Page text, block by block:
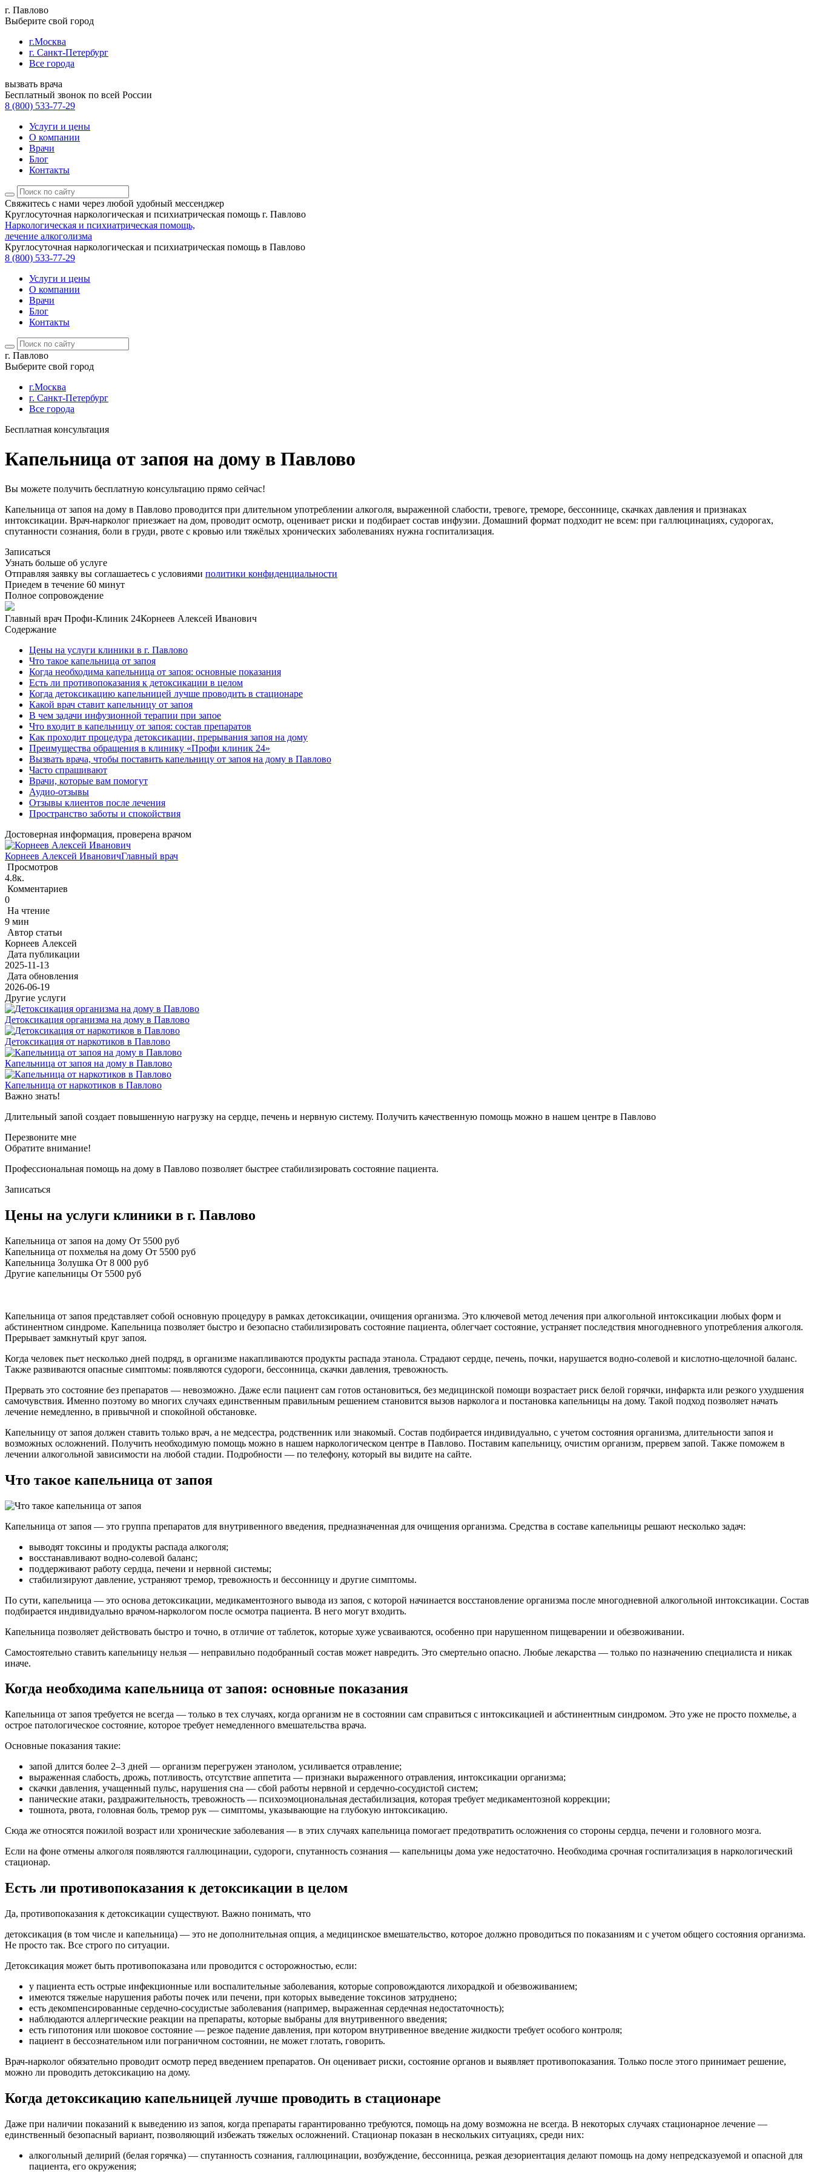
г. Павлово
Выберите свой город
г.Москва
г. Санкт-Петербург
Все города
вызвать врача
Бесплатный звонок по всей России
8 (800) 533-77-29
Услуги и цены
О компании
Врачи
Блог
Контакты
Свяжитесь с нами через любой удобный мессенджер
Круглосуточная наркологическая и психиатрическая помощь г. Павлово
Наркологическая и психиатрическая помощь,
лечение алкоголизма
Круглосуточная наркологическая и психиатрическая помощь в Павлово
8 (800) 533-77-29
Услуги и цены
О компании
Врачи
Блог
Контакты
г. Павлово
Выберите свой город
г.Москва
г. Санкт-Петербург
Все города
Бесплатная консультация
Капельница от запоя на дому в Павлово
Вы можете получить бесплатную консультацию прямо сейчас!
Капельница от запоя на дому в Павлово проводится при длительном употреблении алкоголя, выраженной слабости, тревоге, треморе, бессоннице, скачках давления и признаках
интоксикации. Врач-нарколог приезжает на дом, проводит осмотр, оценивает риски и подбирает состав инфузии. Домашний формат подходит не всем: при галлюцинациях, судорогах,
спутанности сознания, боли в груди, рвоте с кровью или тяжёлых хронических заболеваниях нужна госпитализация.
Записаться
Узнать больше об услуге
Отправляя заявку вы соглашаетесь с условиями политики конфиденциальности
Приедем в течение 60 минут
Полное сопровождение
Главный врач Профи-Клиник 24Корнеев Алексей Иванович
Содержание
Цены на услуги клиники в г. Павлово
Что такое капельница от запоя
Когда необходима капельница от запоя: основные показания
Есть ли противопоказания к детоксикации в целом
Когда детоксикацию капельницей лучше проводить в стационаре
Какой врач ставит капельницу от запоя
В чем задачи инфузионной терапии при запое
Что входит в капельницу от запоя: состав препаратов
Как проходит процедура детоксикации, прерывания запоя на дому
Преимущества обращения в клинику «Профи клиник 24»
Вызвать врача, чтобы поставить капельницу от запоя на дому в Павлово
Часто спрашивают
Врачи, которые вам помогут
Аудио-отзывы
Отзывы клиентов после лечения
Пространство заботы и спокойствия
Достоверная информация, проверена врачом
Корнеев Алексей ИвановичГлавный врач
Просмотров
4.8к.
Комментариев
0
На чтение
9 мин
Автор статьи
Корнеев Алексей
Дата публикации
2025-11-13
Дата обновления
2026-06-19
Другие услуги
Детоксикация организма на дому в Павлово
Детоксикация от наркотиков в Павлово
Капельница от запоя на дому в Павлово
Капельница от наркотиков в Павлово
Важно знать!
Длительный запой создает повышенную нагрузку на сердце, печень и нервную систему. Получить качественную помощь можно в нашем центре в Павлово
Перезвоните мне
Обратите внимание!
Профессиональная помощь на дому в Павлово позволяет быстрее стабилизировать состояние пациента.
Записаться
Цены на услуги клиники в г. Павлово
Капельница от запоя на дому От 5500 руб
Капельница от похмелья на дому От 5500 руб
Капельница Золушка От 8 000 руб
Другие капельницы От 5500 руб
Капельница от запоя представляет собой основную процедуру в рамках детоксикации, очищения организма. Это ключевой метод лечения при алкогольной интоксикации любых форм и
абстинентном синдроме. Капельница позволяет быстро и безопасно стабилизировать состояние пациента, облегчает состояние, устраняет последствия многодневного употребления алкоголя.
Прерывает замкнутый круг запоя.
Когда человек пьет несколько дней подряд, в организме накапливаются продукты распада этанола. Страдают сердце, печень, почки, нарушается водно-солевой и кислотно-щелочной баланс.
Также развиваются опасные симптомы: появляются судороги, бессонница, скачки давления, тревожность.
Прервать это состояние без препаратов — невозможно. Даже если пациент сам готов остановиться, без медицинской помощи возрастает риск белой горячки, инфаркта или резкого ухудшения
самочувствия. Именно поэтому во многих случаях единственным правильным решением становится вызов нарколога и постановка капельницы на дому. Такой подход позволяет начать
лечение немедленно, в привычной и спокойной обстановке.
Капельницу от запоя должен ставить только врач, а не медсестра, родственник или знакомый. Состав подбирается индивидуально, с учетом состояния организма, длительности запоя и
возможных осложнений. Получить необходимую помощь можно в нашем наркологическом центре в Павлово. Поставим капельницу, очистим организм, прервем запой. Также поможем в
лечении алкогольной зависимости на любой стадии. Подробности — по телефону, который вы видите на сайте.
Что такое капельница от запоя
Капельница от запоя — это группа препаратов для внутривенного введения, предназначенная для очищения организма. Средства в составе капельницы решают несколько задач:
выводят токсины и продукты распада алкоголя;
восстанавливают водно-солевой баланс;
поддерживают работу сердца, печени и нервной системы;
стабилизируют давление, устраняют тремор, тревожность и бессонницу и другие симптомы.
По сути, капельница — это основа детоксикации, медикаментозного вывода из запоя, с которой начинается восстановление организма после многодневной алкогольной интоксикации. Состав
подбирается индивидуально врачом-наркологом после осмотра пациента. В него могут входить.
Капельница позволяет действовать быстро и точно, в отличие от таблеток, которые хуже усваиваются, особенно при нарушенном пищеварении и обезвоживании.
Самостоятельно ставить капельницу нельзя — неправильно подобранный состав может навредить. Это смертельно опасно. Любые лекарства — только по назначению специалиста и никак
иначе.
Когда необходима капельница от запоя: основные показания
Капельница от запоя требуется не всегда — только в тех случаях, когда организм не в состоянии сам справиться с интоксикацией и абстинентным синдромом. Это уже не просто похмелье, а
острое патологическое состояние, которое требует немедленного вмешательства врача.
Основные показания такие:
запой длится более 2–3 дней — организм перегружен этанолом, усиливается отравление;
выраженная слабость, дрожь, потливость, отсутствие аппетита — признаки выраженного отравления, интоксикации организма;
скачки давления, учащенный пульс, нарушения сна — сбой работы нервной и сердечно-сосудистой систем;
панические атаки, раздражительность, тревожность — психоэмоциональная дестабилизация, которая требует медикаментозной коррекции;
тошнота, рвота, головная боль, тремор рук — симптомы, указывающие на глубокую интоксикацию.
Сюда же относятся пожилой возраст или хронические заболевания — в этих случаях капельница помогает предотвратить осложнения со стороны сердца, печени и головного мозга.
Если на фоне отмены алкоголя появляются галлюцинации, судороги, спутанность сознания — капельницы дома уже недостаточно. Необходима срочная госпитализация в наркологический
стационар.
Есть ли противопоказания к детоксикации в целом
Да, противопоказания к детоксикации существуют. Важно понимать, что
детоксикация (в том числе и капельница) — это не дополнительная опция, а медицинское вмешательство, которое должно проводиться по показаниям и с учетом общего состояния организма.
Не просто так. Все строго по ситуации.
Детоксикация может быть противопоказана или проводится с осторожностью, если:
у пациента есть острые инфекционные или воспалительные заболевания, которые сопровождаются лихорадкой и обезвоживанием;
имеются тяжелые нарушения работы почек или печени, при которых выведение токсинов затруднено;
есть декомпенсированные сердечно-сосудистые заболевания (например, выраженная сердечная недостаточность);
наблюдаются аллергические реакции на препараты, которые выбраны для внутривенного введения;
есть гипотония или шоковое состояние — резкое падение давления, при котором внутривенное введение жидкости требует особого контроля;
пациент в бессознательном или пограничном состоянии, не может глотать, говорить.
Врач-нарколог обязательно проводит осмотр перед введением препаратов. Он оценивает риски, состояние органов и выявляет противопоказания. Только после этого принимает решение,
можно ли проводить детоксикацию на дому.
Когда детоксикацию капельницей лучше проводить в стационаре
Даже при наличии показаний к выведению из запоя, когда препараты гарантированно требуются, помощь на дому возможна не всегда. В некоторых случаях стационарное лечение —
единственный безопасный вариант, позволяющий избежать тяжелых осложнений. Стационар показан в нескольких ситуациях, среди них:
алкогольный делирий (белая горячка) — спутанность сознания, галлюцинации, возбуждение, бессонница, резкая дезориентация делают помощь на дому непредсказуемой и опасной для
пациента, его окружения;